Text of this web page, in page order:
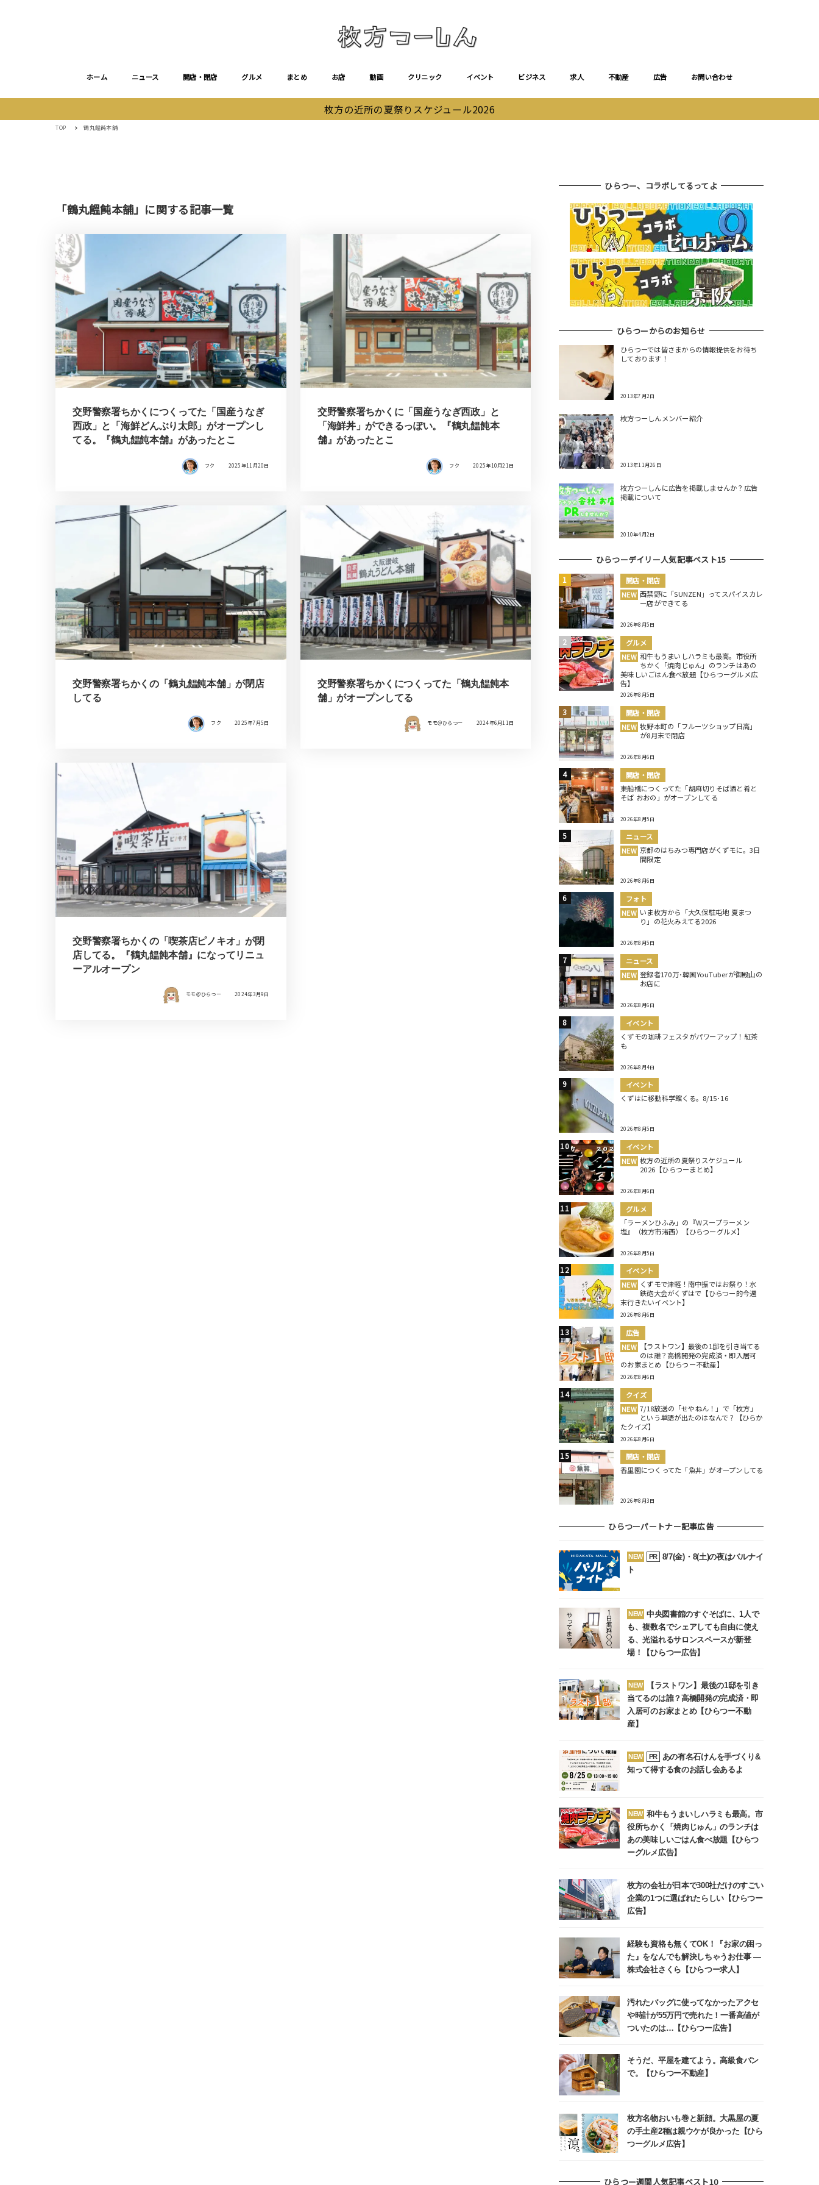
ホーム ニュース 開店・閉店 グルメ まとめ お店 動画 クリニック イベント ビジネス 求人 不動産 広告 お問い合わせ
枚方の近所の夏祭りスケジュール2026
TOP 鶴丸饂飩本舗
「鶴丸饂飩本舗」に関する記事一覧
交野警察署ちかくにつくってた「国産うなぎ
西政」と「海鮮どんぶり太郎」がオープンし
てる。『鶴丸饂飩本舗』があったとこ
フク 2025年11月20日
交野警察署ちかくに「国産うなぎ西政」と
「海鮮丼」ができるっぽい。『鶴丸饂飩本
舗』があったとこ
フク 2025年10月21日
交野警察署ちかくの「鶴丸饂飩本舗」が閉店
してる
フク 2025年7月5日
交野警察署ちかくにつくってた「鶴丸饂飩本
舗」がオープンしてる
モモ＠ひらつー 2024年6月11日
交野警察署ちかくの「喫茶店ピノキオ」が閉
店してる。『鶴丸饂飩本舗』になってリニュ
ーアルオープン
モモ＠ひらつー 2024年3月9日
ひらつー、コラボしてるってよ
ひらつーからのお知らせ
ひらつーでは皆さまからの情報提供をお待ち
しております！
2013年7月2日
枚方つーしんメンバー紹介
2013年11月26日
枚方つーしんに広告を掲載しませんか？広告
掲載について
2010年4月2日
ひらつーデイリー人気記事ベスト15
開店・閉店
NEW 西禁野に「SUNZEN」ってスパイスカレ
ー店ができてる
2026年8月5日
グルメ
NEW 和牛もうまいしハラミも最高。市役所
ちかく「焼肉じゅん」のランチはあの
美味しいごはん食べ放題【ひらつーグルメ広
告】
2026年8月5日
開店・閉店
NEW 牧野本町の「フルーツショップ日高」
が8月末で閉店
2026年8月6日
開店・閉店
東船橋につくってた「胡麻切りそば酒と肴と
そば おおの」がオープンしてる
2026年8月5日
ニュース
NEW 京都のはちみつ専門店がくずモに。3日
間限定
2026年8月6日
フォト
NEW いま枚方から「大久保駐屯地 夏まつ
り」の花火みえてる2026
2026年8月5日
ニュース
NEW 登録者170万･韓国YouTuberが御殿山の
お店に
2026年8月6日
イベント
くずモの珈琲フェスタがパワーアップ！紅茶
も
2026年8月4日
イベント
くずはに移動科学館くる。8/15･16
2026年8月5日
イベント
NEW 枚方の近所の夏祭りスケジュール
2026【ひらつーまとめ】
2026年8月6日
グルメ
「ラーメンひふみ」の『Wスープラーメン
塩』（枚方市渚西）【ひらつーグルメ】
2026年8月5日
イベント
NEW くずモで津軽！南中振ではお祭り！水
鉄砲大会がくずはで【ひらつー的今週
末行きたいイベント】
2026年8月6日
広告
NEW
【ラストワン】最後の1邸を引き当てる
のは誰？高橋開発の完成済・即入居可
のお家まとめ【ひらつー不動産】
2026年8月6日
クイズ
NEW 7/18放送の「せやねん！」で「枚方」
という単語が出たのはなんで？【ひらか
たクイズ】
2026年8月6日
開店・閉店
香里園につくってた「魚丼」がオープンしてる
2026年8月3日
ひらつーパートナー記事広告
NEW PR
8/7(金)・8(土)の夜はバルナイ
ト
NEW 中央図書館のすぐそばに、1人で
も、複数名でシェアしても自由に使え
る、光溢れるサロンスペースが新登
場！【ひらつー広告】
NEW
【ラストワン】最後の1邸を引き
当てるのは誰？高橋開発の完成済・即
入居可のお家まとめ【ひらつー不動
産】
NEW PR
あの有名石けんを手づくり&
知って得する食のお話し会あるよ
NEW 和牛もうまいしハラミも最高。市
役所ちかく「焼肉じゅん」のランチは
あの美味しいごはん食べ放題【ひらつ
ーグルメ広告】
枚方の会社が日本で300社だけのすごい
企業の1つに選ばれたらしい【ひらつー
広告】
経験も資格も無くてOK！『お家の困っ
た』をなんでも解決しちゃうお仕事 ―
株式会社さくら【ひらつー求人】
汚れたバッグに使ってなかったアクセ
や時計が55万円で売れた！一番高値が
ついたのは…【ひらつー広告】
そうだ、平屋を建てよう。高級食パン
で。【ひらつー不動産】
枚方名物おいも巻と新顔。大黒屋の夏
の手土産2種は親ウケが良かった【ひら
つーグルメ広告】
ひらつー週間人気記事ベスト10